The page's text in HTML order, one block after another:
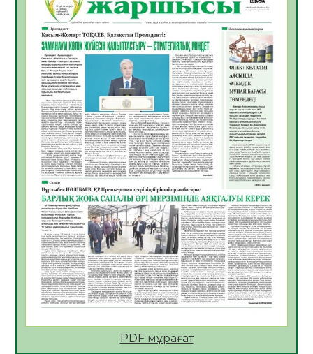
Инфекциялық ауруларға қарсы иммундау
жұмыстарының тиімділігі
06.08.2026
27
Көкжөтел ауруы туралы
06.08.2026
24
АПВ вакцинасы туралы мәлімет
06.08.2026
25
Open Air: Қызылорда облысы полиция
департаменті 20 мыңнан астам
көрерменнің қауіпсіздігін қамтамасыз етті
06.08.2026
37
ҚЫЗЫЛОРДАДА «САНАЛЫ ҰРПАҚ –
ЖАРҚЫН БОЛАШАҚ» АТТЫ КЕҢЕЙТІЛГЕН
МӘЖІЛІС ӨТТІ
05.08.2026
37
Қазақстан Орталық Азиядағы көшуге ең
PDF мұрағат